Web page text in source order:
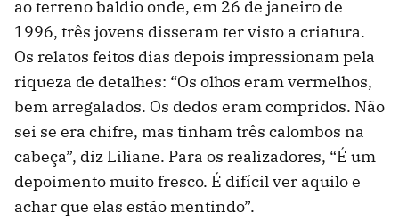
ao terreno baldio onde, em 26 de janeiro de
1996, três jovens disseram ter visto a criatura.
Os relatos feitos dias depois impressionam pela
riqueza de detalhes: “Os olhos eram vermelhos,
bem arregalados. Os dedos eram compridos. Não
sei se era chifre, mas tinham três calombos na
cabeça”, diz Liliane. Para os realizadores, “É um
depoimento muito fresco. É difícil ver aquilo e
achar que elas estão mentindo”.